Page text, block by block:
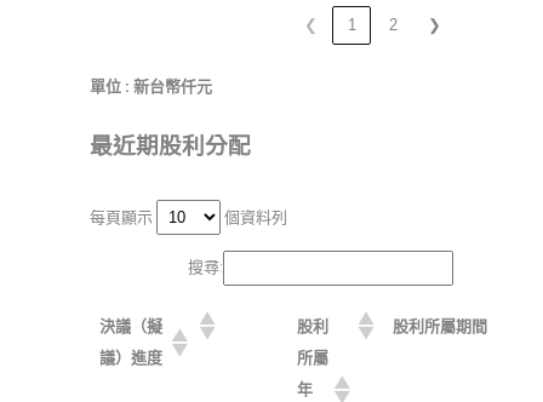
❮ 1 2 ❯
單位 : 新台幣仟元
最近期股利分配
每頁顯示 個資料列
搜尋:
決議（擬
議）進度
股利
所屬
年
股利所屬期間